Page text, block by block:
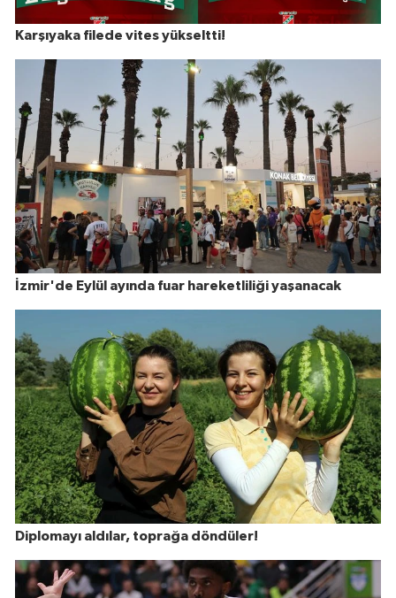
Karşıyaka filede vites yükseltti!
İzmir'de Eylül ayında fuar hareketliliği yaşanacak
Diplomayı aldılar, toprağa döndüler!